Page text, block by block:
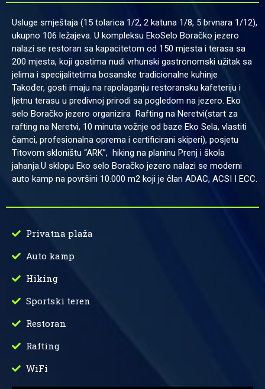
Usluge smještaja (15 tolarica 1/2, 2 katuna 1/8, 5 brvnara 1/12),
ukupno 106 ležajeva. U kompleksu EkoSelo Boračko jezero
nalazi se restoran sa kapacitetom od 150 mjesta i terasa sa
200 mjesta, koji gostima nudi vrhunski gastronomski užitak sa
jelima i specijalitetima bosanske tradicionalne kuhinje
Također, gosti imaju na rapolaganju restoransku kafeteriju i
ljetnu terasu u predivnoj prirodi sa pogledom na jezero. Eko
selo Boračko jezero organizira Rafting na Neretvi(start za
rafting na Neretvi, 10 minuta vožnje od baze Eko Sela, vlastiti
čamci, profesionalna oprema i certificirani skiperi), posjetu
Titovom skloništu “ARK”, hiking na planinu Prenj i škola
jahanja.U sklopu Eko selo Boračko jezero nalazi se moderni
auto kamp na površini 10.000 m2 koji je član ADAC, ACSI I ECC.
Privatna plaža
Auto kamp
Hiking
Sportski teren
Restoran
Rafting
WiFi